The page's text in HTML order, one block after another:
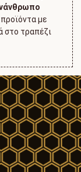
με
στο τραπέζι